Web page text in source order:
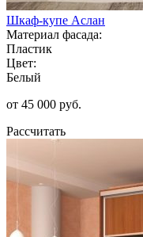
Шкаф-купе Аслан
Материал фасада:
Пластик
Цвет:
Белый
от 45 000 руб.
Рассчитать